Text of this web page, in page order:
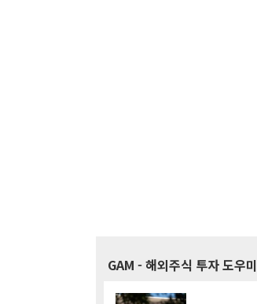
GAM - 해외주식 투자 도우미